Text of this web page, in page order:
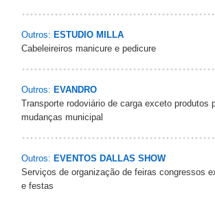
Outros: ESTUDIO MILLA
Cabeleireiros manicure e pedicure
Outros: EVANDRO
Transporte rodoviário de carga exceto produtos
mudanças municipal
Outros: EVENTOS DALLAS SHOW
Serviços de organização de feiras congressos
e festas